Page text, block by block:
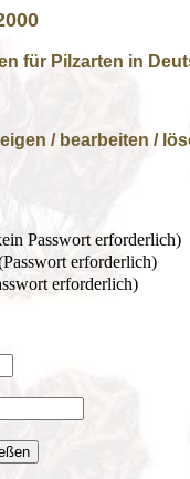
für Pilzarten in
/ bearbeiten /
Passwort erforderlich)
erforderlich)
erforderlich)